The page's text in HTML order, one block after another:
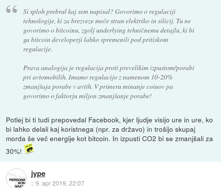
Si sploh prebral kaj sem napisal? Govorimo o regulaciji
tehnologije, ki za brezveze meče stran elektriko in silicij. Tu ne
govorimo o bitcoinu, zgolj underlying tehničnemu detajlu, ki bi
ga bitcoin developerji lahko spremenili pod pritiskom
regulacije.
Prava analogija je regulacija proti prevelikim izpustom/porabi
pri avtomobilih. Imamo regulacijo z namenom 10-20%
zmanjšaja porabe v avtih. V primeru minanje coinov pa
govorimo o faktorju miljon zmanjšanje porabe!
Potlej bi ti tudi prepovedal Facebook, kjer ljudje visijo ure in ure, ko
bi lahko delali kaj koristnega (npr. za državo) in trošijo skupaj
morda še več energije kot bitcoin. In izpusti CO2 bi se zmanjšali za
30%!
jype
::9. apr 2019, 22:07